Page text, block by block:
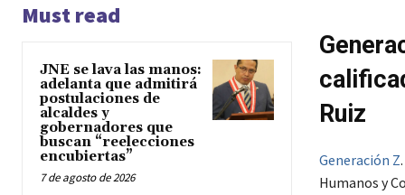
Must read
JNE se lava las manos:
adelanta que admitirá
postulaciones de
alcaldes y
gobernadores que
buscan “reelecciones
encubiertas”
7 de agosto de 2026
Ruiz
Generación Z
Humanos y